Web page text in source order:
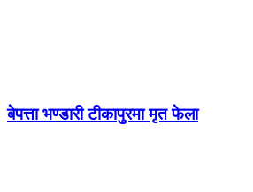
बेपत्ता भण्डारी टीकापुरमा मृत फेला